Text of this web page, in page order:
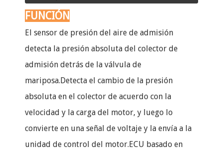
FUNCIÓN
El sensor de presión del aire de admisión
detecta la presión absoluta del colector de
admisión detrás de la válvula de
mariposa.Detecta el cambio de la presión
absoluta en el colector de acuerdo con la
velocidad y la carga del motor, y luego lo
convierte en una señal de voltaje y la envía a la
unidad de control del motor.ECU basado en